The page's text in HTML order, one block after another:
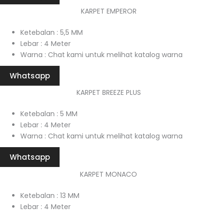
KARPET EMPEROR
Ketebalan : 5,5 MM
Lebar : 4 Meter
Warna : Chat kami untuk melihat katalog warna
Whatsapp
KARPET BREEZE PLUS
Ketebalan : 5 MM
Lebar : 4 Meter
Warna : Chat kami untuk melihat katalog warna
Whatsapp
KARPET MONACO
Ketebalan : 13 MM
Lebar : 4 Meter